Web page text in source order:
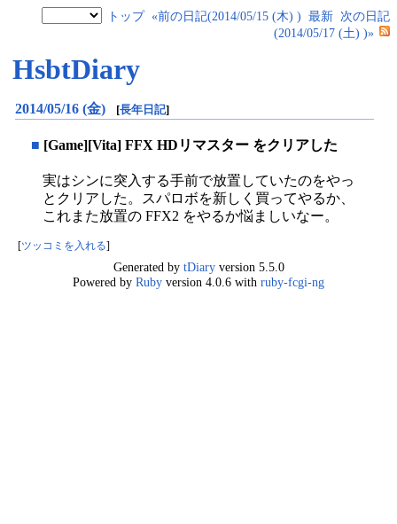
トップ «前の日記(2014/05/15 (木) ) 最新 次の日記
(2014/05/17 (土) )»
HsbtDiary
2014/05/16 (金) [長年日記]
■ [Game][Vita] FFX HDリマスター をクリアした
実はシンに突入する手前で放置していたのをやっ
とクリアした。スパロボを新しく買ってやるか、
これまた放置の FFX2 をやるか悩ましいなー。
[ツッコミを入れる]
Generated by tDiaryversion 5.5.0
Powered by Ruby version 4.0.6 with ruby-fcgi-ng